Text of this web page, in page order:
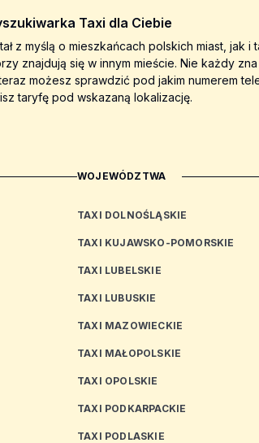
Taxi dla Ciebie
z myślą o mieszkańcach polskich miast, jak i
znajdują się w innym mieście. Nie każdy
możesz sprawdzić pod jakim numerem
taryfę pod wskazaną lokalizację.
WOJEWÓDZTWA
TAXI DOLNOŚLĄSKIE
TAXI KUJAWSKO-POMORSKIE
TAXI LUBELSKIE
TAXI LUBUSKIE
TAXI MAZOWIECKIE
TAXI MAŁOPOLSKIE
TAXI OPOLSKIE
TAXI PODKARPACKIE
TAXI PODLASKIE